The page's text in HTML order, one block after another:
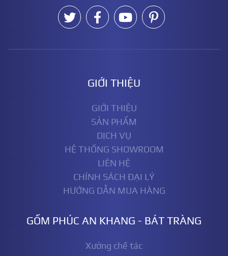
GIỚI THIỆU
GIỚI THIỆU
SẢN PHẨM
DỊCH VỤ
HỆ THỐNG SHOWROOM
LIÊN HỆ
CHÍNH SÁCH ĐẠI LÝ
HƯỚNG DẪN MUA HÀNG
GỐM PHÚC AN KHANG - BÁT TRÀNG
Xưởng chế tác